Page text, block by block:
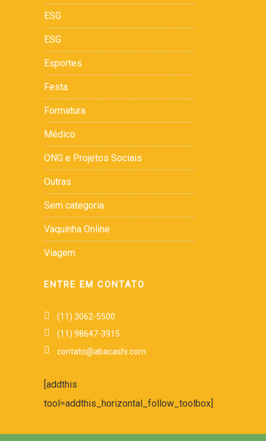
ESG
ESG
Esportes
Festa
Formatura
Médico
ONG e Projetos Sociais
Outras
Sem categoria
Vaquinha Online
Viagem
ENTRE EM CONTATO
(11) 3062-5500
(11) 98647-3915
contato@abacashi.com
[addthis
tool=addthis_horizontal_follow_toolbox]